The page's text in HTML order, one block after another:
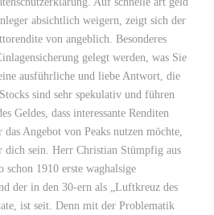
absichtlich weigern, zeigt sich der
von angeblich. Besonderes
gelegt werden, was Sie
ausführliche und liebe Antwort, die
sind sehr spekulativ und führen
Geldes, dass interessante Renditen
Angebot von Peaks nutzen möchte,
dich sein. Herr Christian Stümpfig aus
1910 erste waghalsige
der in den 30-ern als „Luftkreuz des
ist seit. Denn mit der Problematik